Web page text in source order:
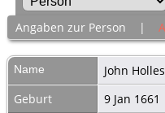
Angaben zur Person |
Name John Holles
Geburt
9 Jan 1661